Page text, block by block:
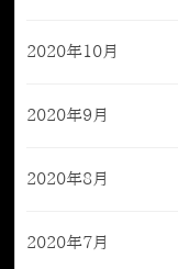
2020年10月
2020年9月
2020年8月
2020年7月